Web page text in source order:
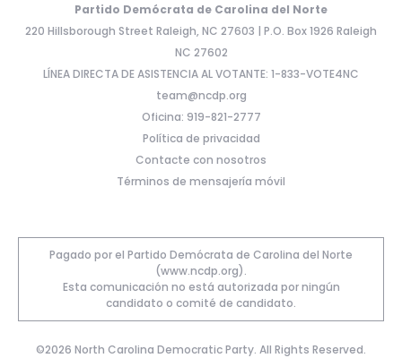
Partido Demócrata de Carolina del Norte
220 Hillsborough Street Raleigh, NC 27603 | P.O. Box 1926 Raleigh
NC 27602
LÍNEA DIRECTA DE ASISTENCIA AL VOTANTE: 1-833-VOTE4NC
team@ncdp.org
Oficina: 919-821-2777
Política de privacidad
Contacte con nosotros
Términos de mensajería móvil
Pagado por el Partido Demócrata de Carolina del Norte
(www.ncdp.org).
Esta comunicación no está autorizada por ningún
candidato o comité de candidato.
©2026 North Carolina Democratic Party. All Rights Reserved.